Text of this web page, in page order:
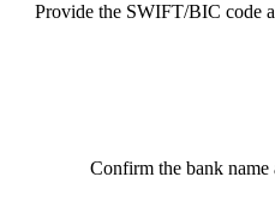
Provide the SWIFT/BIC code
Confirm the bank